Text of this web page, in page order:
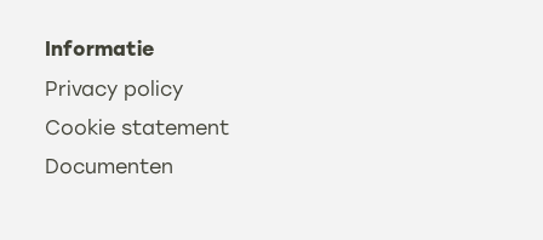
Informatie
Privacy policy
Cookie statement
Documenten